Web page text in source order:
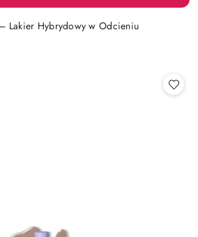
Lakier Hybrydowy w Odcieniu